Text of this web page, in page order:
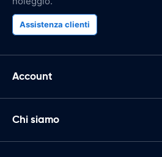
Assistenza clienti
Account
Chi siamo